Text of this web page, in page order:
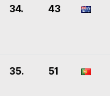
34. 43
35. 51